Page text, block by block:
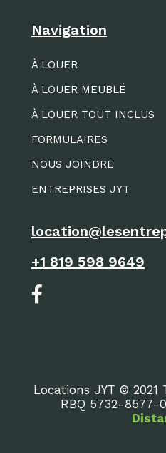
Navigation
À LOUER
À LOUER MEUBLÉ
À LOUER TOUT INCLUS
FORMULAIRES
NOUS JOINDRE
ENTREPRISES JYT
+1 819 598 9649
Locations JYT © 2021
RBQ 5732-8577-